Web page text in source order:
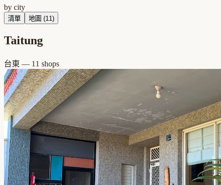
by city
清單 地圖 (11)
Taitung
台東 — 11 shops